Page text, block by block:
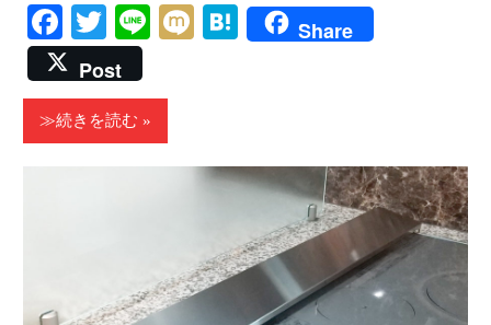
Facebook
TwitterLineMixiHatena
Share
Post
≫続きを読む